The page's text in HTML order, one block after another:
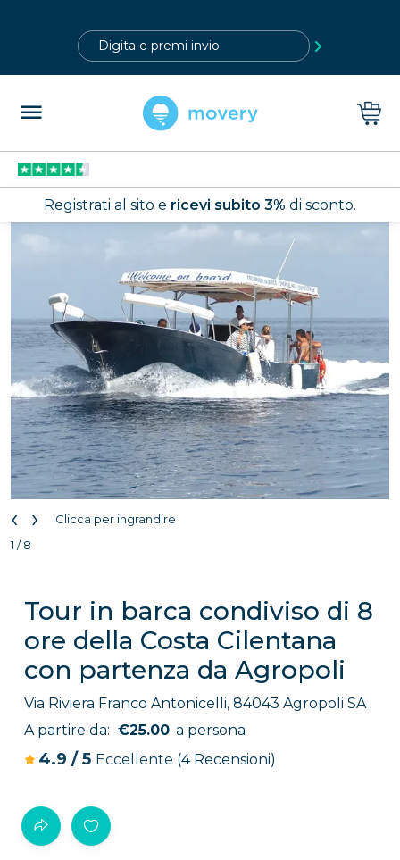
Registrati al sito e ricevi subito 3% di sconto.
‹ ›
Clicca per ingrandire
1 / 8
Tour in barca condiviso di 8
ore della Costa Cilentana
con partenza da Agropoli
Via Riviera Franco Antonicelli, 84043 Agropoli SA
A partire da: €25.00 a persona
4.9 /5 Eccellente (4 Recensioni)